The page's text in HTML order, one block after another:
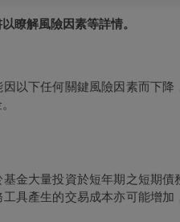
瞭解風險因素等詳情。
以下任何關鍵風險因素而下
基金大量投資於短年期之短期
具產生的交易成本亦可能增